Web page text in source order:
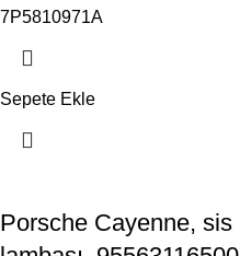
7P5810971A
Sepete Ekle
Porsche Cayenne, sis